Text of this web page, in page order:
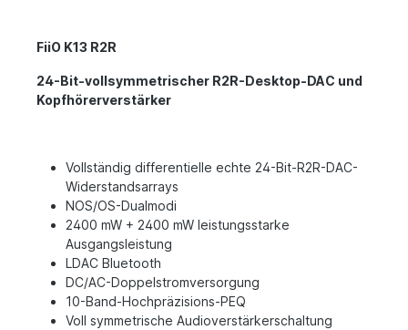
FiiO K13 R2R
24-Bit-vollsymmetrischer R2R-Desktop-DAC und
Kopfhörerverstärker
Vollständig differentielle echte 24-Bit-R2R-DAC-
Widerstandsarrays
NOS/OS-Dualmodi
2400 mW + 2400 mW leistungsstarke
Ausgangsleistung
LDAC Bluetooth
DC/AC-Doppelstromversorgung
10-Band-Hochpräzisions-PEQ
Voll symmetrische Audioverstärkerschaltung